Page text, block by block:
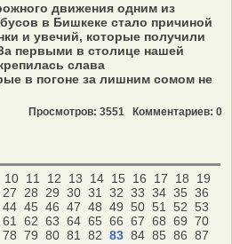
движения одним из
в Бишкеке стало причиной
и увечий, которые получили
первыми в столице нашей
слава
в погоне за лишним сомом не
Просмотров: 3551 Комментариев: 0
10 11 12 13 14 15 16 17 18
19
27 28 29 30 31 32 33 34 35 36
44 45 46 47 48 49 50 51 52 53
61 62 63 64 65 66 67 68 69 70
78 79 80 81 82 83 84 85 86 87